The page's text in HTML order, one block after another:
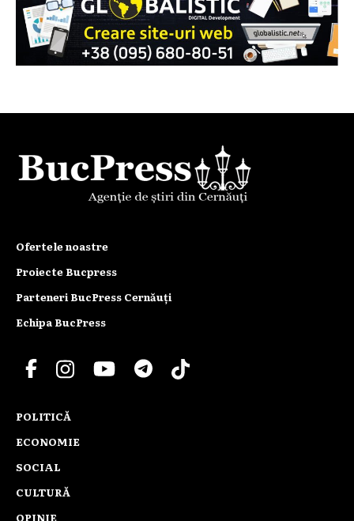
Ofertele noastre
Proiecte Bucpress
Parteneri BucPress Cernăuți
Echipa BucPress
POLITICĂ
ECONOMIE
SOCIAL
CULTURĂ
OPINIE